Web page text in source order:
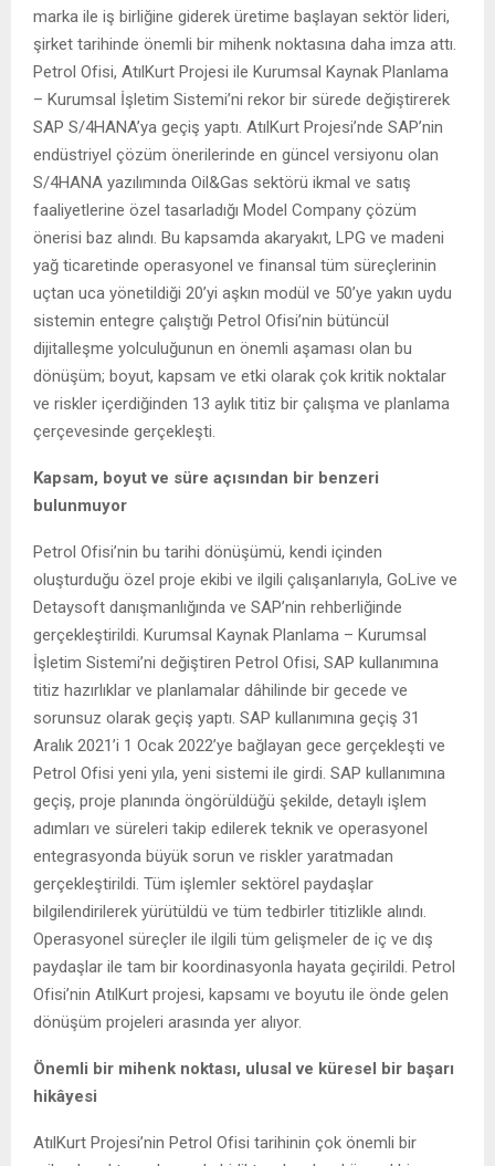
marka ile iş birliğine giderek üretime başlayan sektör lideri,
şirket tarihinde önemli bir mihenk noktasına daha imza attı.
Petrol Ofisi, AtılKurt Projesi ile Kurumsal Kaynak Planlama
– Kurumsal İşletim Sistemi’ni rekor bir sürede değiştirerek
SAP S/4HANA’ya geçiş yaptı. AtılKurt Projesi’nde SAP’nin
endüstriyel çözüm önerilerinde en güncel versiyonu olan
S/4HANA yazılımında Oil&Gas sektörü ikmal ve satış
faaliyetlerine özel tasarladığı Model Company çözüm
önerisi baz alındı. Bu kapsamda akaryakıt, LPG ve madeni
yağ ticaretinde operasyonel ve finansal tüm süreçlerinin
uçtan uca yönetildiği 20’yi aşkın modül ve 50’ye yakın uydu
sistemin entegre çalıştığı Petrol Ofisi’nin bütüncül
dijitalleşme yolculuğunun en önemli aşaması olan bu
dönüşüm; boyut, kapsam ve etki olarak çok kritik noktalar
ve riskler içerdiğinden 13 aylık titiz bir çalışma ve planlama
çerçevesinde gerçekleşti.
Kapsam, boyut ve süre açısından bir benzeri
bulunmuyor
Petrol Ofisi’nin bu tarihi dönüşümü, kendi içinden
oluşturduğu özel proje ekibi ve ilgili çalışanlarıyla, GoLive ve
Detaysoft danışmanlığında ve SAP’nin rehberliğinde
gerçekleştirildi. Kurumsal Kaynak Planlama – Kurumsal
İşletim Sistemi’ni değiştiren Petrol Ofisi, SAP kullanımına
titiz hazırlıklar ve planlamalar dâhilinde bir gecede ve
sorunsuz olarak geçiş yaptı. SAP kullanımına geçiş 31
Aralık 2021’i 1 Ocak 2022’ye bağlayan gece gerçekleşti ve
Petrol Ofisi yeni yıla, yeni sistemi ile girdi. SAP kullanımına
geçiş, proje planında öngörüldüğü şekilde, detaylı işlem
adımları ve süreleri takip edilerek teknik ve operasyonel
entegrasyonda büyük sorun ve riskler yaratmadan
gerçekleştirildi. Tüm işlemler sektörel paydaşlar
bilgilendirilerek yürütüldü ve tüm tedbirler titizlikle alındı.
Operasyonel süreçler ile ilgili tüm gelişmeler de iç ve dış
paydaşlar ile tam bir koordinasyonla hayata geçirildi. Petrol
Ofisi’nin AtılKurt projesi, kapsamı ve boyutu ile önde gelen
dönüşüm projeleri arasında yer alıyor.
Önemli bir mihenk noktası, ulusal ve küresel bir başarı
hikâyesi
AtılKurt Projesi’nin Petrol Ofisi tarihinin çok önemli bir